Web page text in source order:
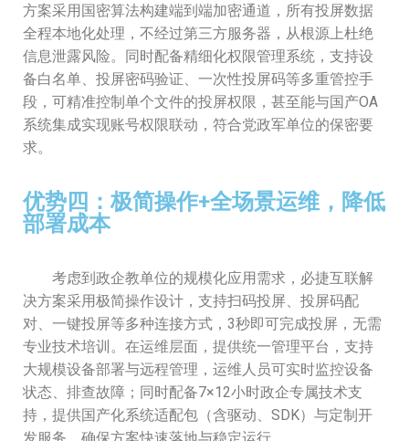
方案采用国密算法构建端到端加密通道，所有投屏数据
全程本地化处理，不经过第三方服务器，从根源上杜绝
信息泄露风险。同时配备精细化权限管理系统，支持设
备白名单、投屏密码验证、一次性投屏码等多重管控手
段，可精准控制单个文件的投屏权限，甚至能与国产OA
系统集成实现账号权限联动，符合党政军单位的保密要
求。
优势四：极简操作+全场景运维，降低
部署成本
考虑到政企教单位的规模化应用需求，必捷互联解
决方案采用极简操作设计，支持扫码投屏、投屏码配
对、一键投屏等多种连接方式，3秒即可完成投屏，无需
专业技术培训。在运维层面，提供统一管理平台，支持
大规模设备部署与远程管理，运维人员可实时监控设备
状态、排查故障；同时配备7×12小时政企专属技术支
持，提供国产化系统适配包（含驱动、SDK）与定制开